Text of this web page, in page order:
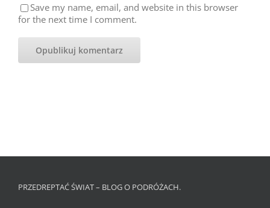
Save my name, email, and website in this browser
for the next time I comment.
PRZEDREPTAĆ ŚWIAT – BLOG O PODRÓŻACH.